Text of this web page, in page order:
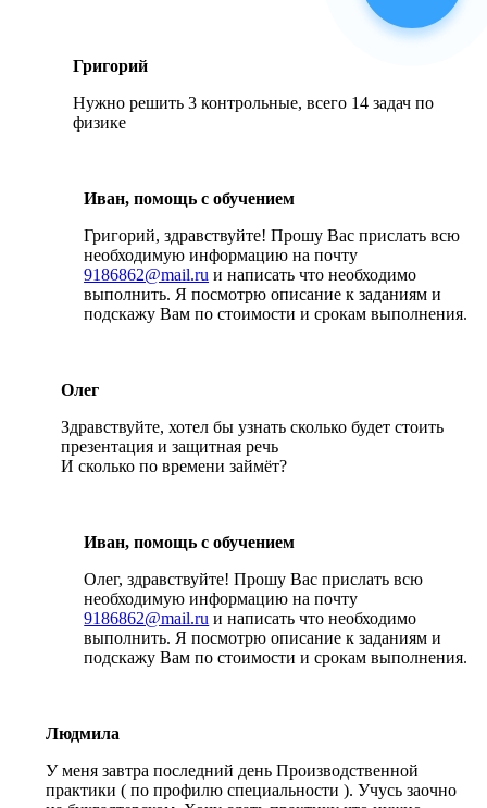
Григорий
Нужно решить 3 контрольные, всего 14 задач по
физике
Иван, помощь с обучением
Григорий, здравствуйте! Прошу Вас прислать всю
необходимую информацию на почту
9186862@mail.ru и написать что необходимо
выполнить. Я посмотрю описание к заданиям и
подскажу Вам по стоимости и срокам выполнения.
Олег
Здравствуйте, хотел бы узнать сколько будет стоить
презентация и защитная речь
И сколько по времени займёт?
Иван, помощь с обучением
Олег, здравствуйте! Прошу Вас прислать всю
необходимую информацию на почту
9186862@mail.ru и написать что необходимо
выполнить. Я посмотрю описание к заданиям и
подскажу Вам по стоимости и срокам выполнения.
Людмила
У меня завтра последний день Производственной
практики ( по профилю специальности ). Учусь заочно